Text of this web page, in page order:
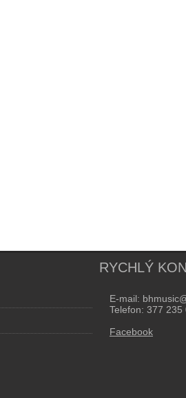
RYCHLÝ
E-mail:
Telefon: 377 235
Facebook